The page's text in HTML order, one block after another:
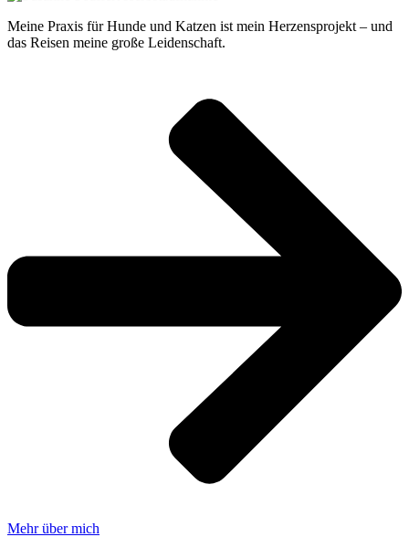
Meine Praxis für Hunde und Katzen ist mein Herzensprojekt – und
das Reisen meine große Leidenschaft.
Mehr über mich